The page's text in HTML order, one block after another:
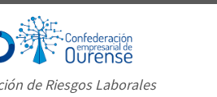
de Riesgos Laborales